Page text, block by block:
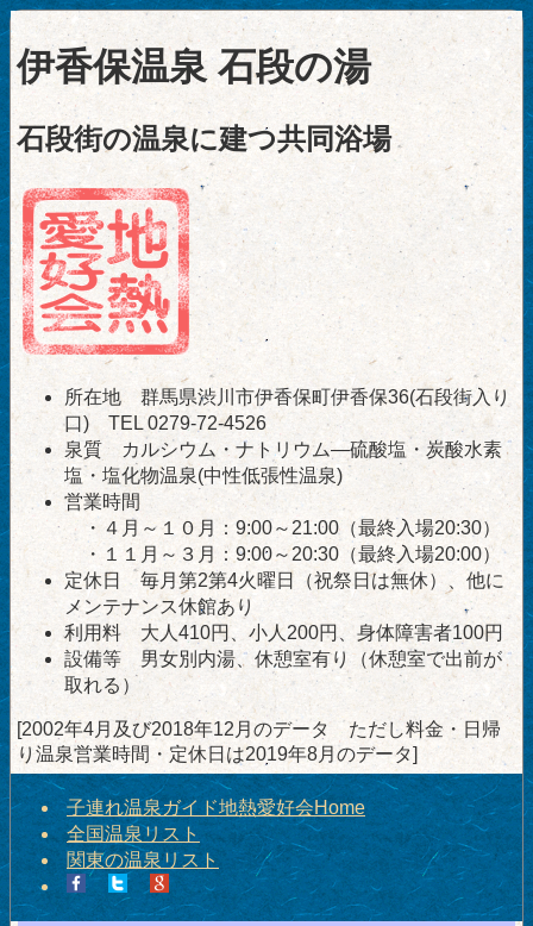
伊香保温泉 石段の湯
石段街の温泉に建つ共同浴場
所在地 群馬県渋川市伊香保町伊香保36(石段街入り
口) TEL 0279-72-4526
泉質 カルシウム・ナトリウム―硫酸塩・炭酸水素
塩・塩化物温泉(中性低張性温泉)
営業時間
・４月～１０月：9:00～21:00（最終入場20:30）
・１１月～３月：9:00～20:30（最終入場20:00）
定休日 毎月第2第4火曜日（祝祭日は無休）、他に
メンテナンス休館あり
利用料 大人410円、小人200円、身体障害者100円
設備等 男女別内湯、休憩室有り（休憩室で出前が
取れる）
[2002年4月及び2018年12月のデータ ただし料金・日帰
り温泉営業時間・定休日は2019年8月のデータ]
子連れ温泉ガイド地熱愛好会Home
全国温泉リスト
関東の温泉リスト